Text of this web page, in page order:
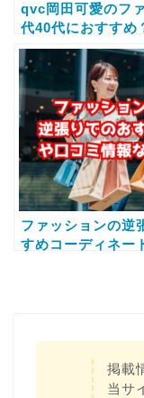
qvc岡田可愛のフ
代40代におすすめ
ートや口コミ情報
ファッションの逆
すめコーディネー
掲載
当サ